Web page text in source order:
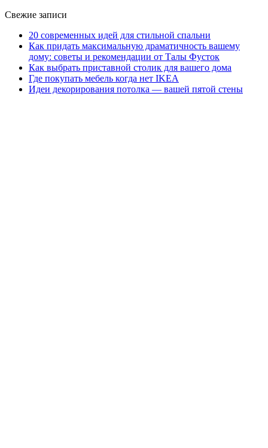
Свежие записи
20 современных идей для стильной спальни
Как придать максимальную драматичность вашему
дому: советы и рекомендации от Талы Фусток
Как выбрать приставной столик для вашего дома
Где покупать мебель когда нет IKEA
Идеи декорирования потолка — вашей пятой стены